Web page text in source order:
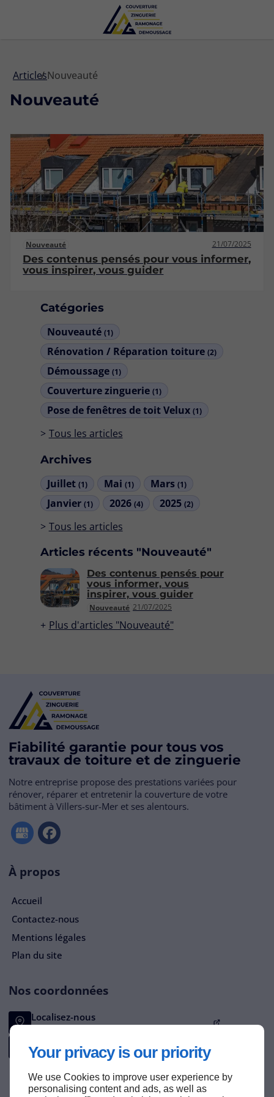
Your privacy is our priority
We use Cookies to improve user experience by
personalising content and ads, as well as
Catégories
Nouveauté (1)
Rénovation / Réparation toiture (2)
Démoussage (1)
Couverture zinguerie (1)
Pose de fenêtres de toit Velux (1)
Tous les articles
Archives
Juillet (1) Mai(1) Mars(1)
Janvier (1) 2026(4) 2025(2)
Tous les articles
Articles récents "Nouveauté"
Nouveauté 21/07/2025
Des contenus pensés pour
vous informer, vous
inspirer, vous guider
Plus d'articles "Nouveauté"
ArticlesNouveauté
Nouveauté
Nouveauté 21/07/2025
Des contenus pensés pour vous informer,
vous inspirer, vous guider
Fiabilité garantie pour tous vos
travaux de toiture et de zinguerie
Notre entreprise propose des prestations variées pour
rénover, réparer et entretenir la couverture de votre
bâtiment à Villers-sur-Mer et ses alentours.
À propos
Accueil
Contactez-nous
Mentions légales
Plan du site
Nos coordonnées
Localisez-nous
1 Rue des Grives, 14640 VILLERS-SUR-MER
09 70 35 31 02